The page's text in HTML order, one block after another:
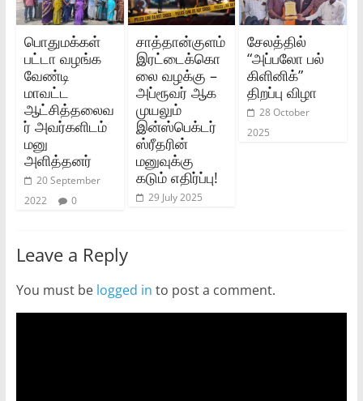
பொதுமக்கள்
பட்டா வழங்க
வேண்டி
மாவட்ட
ஆட்சித்தலைவ
ர் அவர்களிடம்
மனு
அளித்தனர்
20 September
2022
0
சாத்தான்குளம்
இரட்டைக்கொ
லை வழக்கு –
அப்ரூவர் ஆக
முயலும்
இன்ஸ்பெக்டர்
ஸ்ரீதரின்
மனுவுக்கு
கடும் எதிர்ப்பு!
29 July 2025
சேலத்தில்
“அப்பலோ பல்
கிளினிக்”
திறப்பு விழா
28 October
2025
Leave a Reply
You must be logged in to post a comment.